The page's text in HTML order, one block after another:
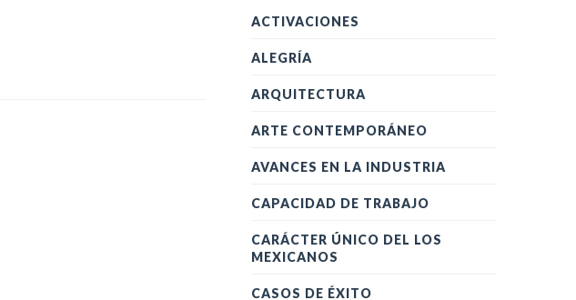
ACTIVACIONES
ALEGRÍA
ARQUITECTURA
ARTE CONTEMPORÁNEO
AVANCES EN LA INDUSTRIA
CAPACIDAD DE TRABAJO
CARÁCTER ÚNICO DEL LOS
MEXICANOS
CASOS DE ÉXITO